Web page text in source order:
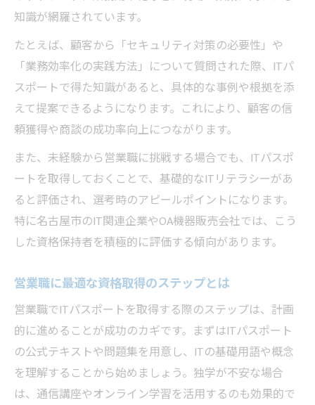
知識が網羅されています。
たとえば、顧客から「セキュリティ対策の必要性」や
「業務効率化の実践方法」について質問された際、ITパ
スポートで得た知識があると、具体的な事例や根拠を添
えて提案できるようになります。これにより、顧客の信
頼獲得や商談の成功率向上につながります。
また、未経験から営業職に挑戦する場合でも、ITパスポ
ートを取得しておくことで、基礎的なITリテラシーがあ
ると評価され、選考時のアピールポイントになります。
特に名古屋市のIT関連企業やOA機器販売会社では、こう
した資格保持者を積極的に評価する傾向があります。
営業職に最適な資格取得のステップとは
営業職でITパスポートを取得する際のステップは、計画
的に進めることが成功のカギです。まずはITパスポート
の公式テキストや問題集を用意し、ITの基礎用語や概念
を理解することから始めましょう。独学が不安な場合
は、通信講座やオンライン学習を活用するのも効果的で